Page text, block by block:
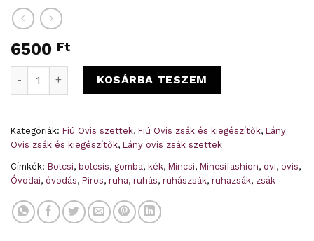
6500 Ft
Gomba - Piros - Oviszsák és tornazsák szett mennyiség
KOSÁRBA TESZEM
Kategóriák: Fiú Ovis szettek, Fiú Ovis zsák és kiegészítők, Lány
Ovis zsák és kiegészítők, Lány ovis zsák szettek
Címkék: Bölcsi, bölcsis, gomba, kék, Mincsi, Mincsifashion, ovi, ovis,
Óvodai, óvodás, Piros, ruha, ruhás, ruhászsák, ruhazsák, zsák